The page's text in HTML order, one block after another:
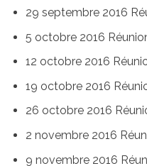
29 septembre 2016
5 octobre 2016
12 octobre 2016
19 octobre 2016
26 octobre 2016
2 novembre 2016
9 novembre 2016